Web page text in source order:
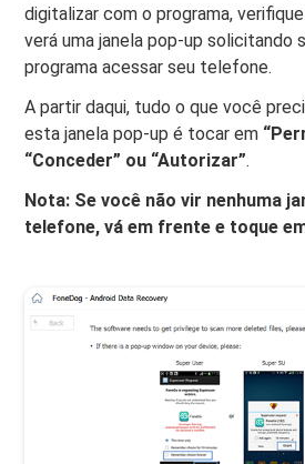
digitalizar com o programa,
verá uma janela pop-up solicitando
programa acessar seu telefone.
A partir daqui, tudo o que você
esta janela pop-up é tocar em
“Conceder” ou “Autorizar”.
Nota: Se você não vir nenhuma
telefone, vá em frente e toque